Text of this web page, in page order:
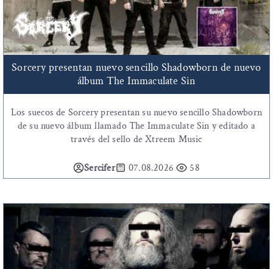
Sorcery presentan nuevo sencillo Shadowborn de nuevo
álbum The Immaculate Sin
Los suecos de Sorcery presentan su nuevo sencillo Shadowborn
de su nuevo álbum llamado The Immaculate Sin y editado a
través del sello de Xtreem Music
Sercifer 07.08.2026 58